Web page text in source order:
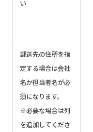
い
郵送先の住所を指
定する場合は会社
名か担当者名が必
須になります。
※必要な場合は列
を追加してくださ